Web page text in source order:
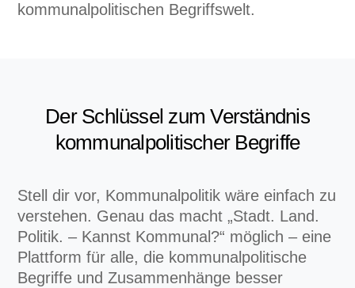
kommunalpolitischen Begriffswelt.
Der Schlüssel zum Verständnis
kommunalpolitischer Begriffe
Stell dir vor, Kommunalpolitik wäre einfach zu
verstehen. Genau das macht „Stadt. Land.
Politik. – Kannst Kommunal?“ möglich – eine
Plattform für alle, die kommunalpolitische
Begriffe und Zusammenhänge besser